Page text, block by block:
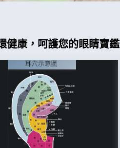
健康，呵護您的眼睛寶鑑